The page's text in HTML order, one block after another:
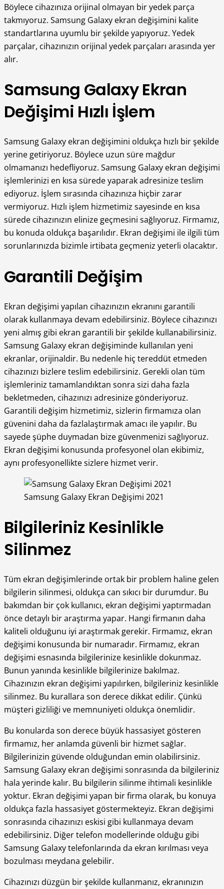
Böylece cihazınıza orijinal olmayan bir yedek parça
takmıyoruz. Samsung Galaxy ekran değişimini kalite
standartlarına uyumlu bir şekilde yapıyoruz. Yedek
parçalar, cihazınızın orijinal yedek parçaları arasında yer
alır.
Samsung Galaxy Ekran
Değişimi Hızlı İşlem
Samsung Galaxy ekran değişimini oldukça hızlı bir şekilde
yerine getiriyoruz. Böylece uzun süre mağdur
olmamanızı hedefliyoruz. Samsung Galaxy ekran değişimi
işlemlerinizi en kısa sürede yaparak adresinize teslim
ediyoruz. İşlem sırasında cihazınıza hiçbir zarar
vermiyoruz. Hızlı işlem hizmetimiz sayesinde en kısa
sürede cihazınızın elinize geçmesini sağlıyoruz. Firmamız,
bu konuda oldukça başarılıdır. Ekran değişimi ile ilgili tüm
sorunlarınızda bizimle irtibata geçmeniz yeterli olacaktır.
Garantili Değişim
Ekran değişimi yapılan cihazınızın ekranını garantili
olarak kullanmaya devam edebilirsiniz. Böylece cihazınızı
yeni almış gibi ekran garantili bir şekilde kullanabilirsiniz.
Samsung Galaxy ekran değişiminde kullanılan yeni
ekranlar, orijinaldir. Bu nedenle hiç tereddüt etmeden
cihazınızı bizlere teslim edebilirsiniz. Gerekli olan tüm
işlemleriniz tamamlandıktan sonra sizi daha fazla
bekletmeden, cihazınızı adresinize gönderiyoruz.
Garantili değişim hizmetimiz, sizlerin firmamıza olan
güvenini daha da fazlalaştırmak amacı ile yapılır. Bu
sayede şüphe duymadan bize güvenmenizi sağlıyoruz.
Ekran değişimi konusunda profesyonel olan ekibimiz,
aynı profesyonellikte sizlere hizmet verir.
Samsung Galaxy Ekran Değişimi 2021
Bilgileriniz Kesinlikle
Silinmez
Tüm ekran değişimlerinde ortak bir problem haline gelen
bilgilerin silinmesi, oldukça can sıkıcı bir durumdur. Bu
bakımdan bir çok kullanıcı, ekran değişimi yaptırmadan
önce detaylı bir araştırma yapar. Hangi firmanın daha
kaliteli olduğunu iyi araştırmak gerekir. Firmamız, ekran
değişimi konusunda bir numaradır. Firmamız, ekran
değişimi esnasında bilgilerinize kesinlikle dokunmaz.
Bunun yanında kesinlikle bilgilerinize bakılmaz.
Cihazınızın ekran değişimi yapılırken, bilgileriniz kesinlikle
silinmez. Bu kurallara son derece dikkat edilir. Çünkü
müşteri gizliliği ve memnuniyeti oldukça önemlidir.
Bu konularda son derece büyük hassasiyet gösteren
firmamız, her anlamda güvenli bir hizmet sağlar.
Bilgilerinizin güvende olduğundan emin olabilirsiniz.
Samsung Galaxy ekran değişimi sonrasında da bilgileriniz
hala yerinde kalır. Bu bilgilerin silinme ihtimali kesinlikle
yoktur. Ekran değişimi yapan bir firma olarak, bu konuya
oldukça fazla hassasiyet göstermekteyiz. Ekran değişimi
sonrasında cihazınızı eskisi gibi kullanmaya devam
edebilirsiniz. Diğer telefon modellerinde olduğu gibi
Samsung Galaxy telefonlarında da ekran kırılması veya
bozulması meydana gelebilir.
Cihazınızı düzgün bir şekilde kullanmanız, ekranınızın